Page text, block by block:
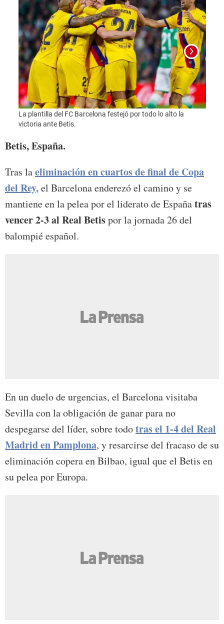
La plantilla del FC Barcelona festejó por todo lo alto la
victoria ante Betis.
Betis, España.
Tras laeliminación en cuartos de final de Copa
del Rey,el Barcelona enderezó el camino y se
mantiene en la pelea por el liderato de Españatras
vencer 2-3 al Real Betispor la jornada 26 del
balompié español.
En un duelo de urgencias, el Barcelona visitaba
Sevilla con la obligación de ganar para no
despegarse del líder, sobre todotras el 1-4 del Real
Madrid en Pamplona, y resarcirse del fracaso de su
eliminación copera en Bilbao, igual que el Betis en
su pelea por Europa.